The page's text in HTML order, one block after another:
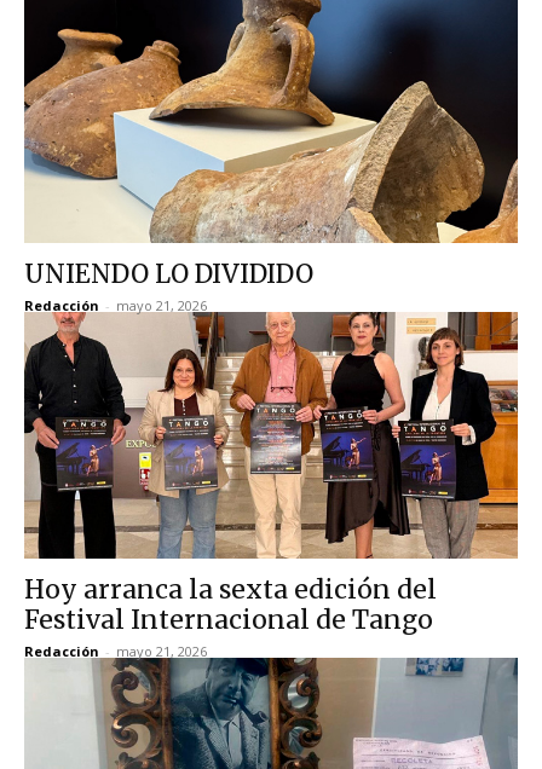
UNIENDO LO DIVIDIDO
Redacción - mayo 21, 2026
Hoy arranca la sexta edición del
Festival Internacional de Tango
Redacción - mayo 21, 2026